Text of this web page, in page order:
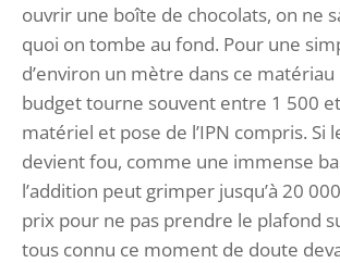
ouvrir une boîte de chocolats, on ne
quoi on tombe au fond. Pour une
d’environ un mètre dans ce matériau
budget tourne souvent entre 1 500
matériel et pose de l’IPN compris. Si
devient fou, comme une immense
l’addition peut grimper jusqu’à 20
prix pour ne pas prendre le plafond
tous connu ce moment de doute